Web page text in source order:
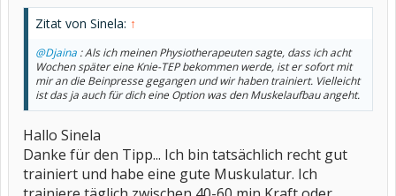
Zitat von Sinela: ↑
@Djaina : Als ich meinen Physiotherapeuten sagte, dass ich acht
Wochen später eine Knie-TEP bekommen werde, ist er sofort mit
mir an die Beinpresse gegangen und wir haben trainiert. Vielleicht
ist das ja auch für dich eine Option was den Muskelaufbau angeht.
Hallo Sinela
Danke für den Tipp... Ich bin tatsächlich recht gut
trainiert und habe eine gute Muskulatur. Ich